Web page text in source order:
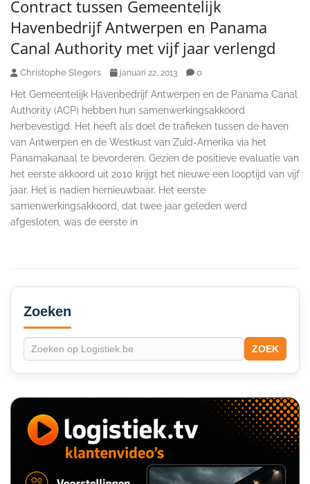
Contract tussen Gemeentelijk
Havenbedrijf Antwerpen en Panama
Canal Authority met vijf jaar verlengd
Christophe Slegers januari 22, 2013 0
Het Gemeentelijk Havenbedrijf Antwerpen en de Panama Canal
Authority (ACP) hebben hun samenwerkingsakkoord
herbevestigd. Het heeft als doel de trafieken tussen de haven
van Antwerpen en de Westkust van Zuid-Amerika via het
Panamakanaal te bevorderen. Gezien de positieve evaluatie van
het eerste akkoord uit 2010 krijgt het nieuwe een looptijd van vijf
jaar. Het is nadien hernieuwbaar. Het eerste
samenwerkingsakkoord, dat twee jaar geleden werd
afgesloten, was de eerste in
Secondary
Sidebar
Zoeken
ZOEK